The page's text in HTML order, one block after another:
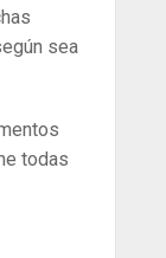
sea
todas